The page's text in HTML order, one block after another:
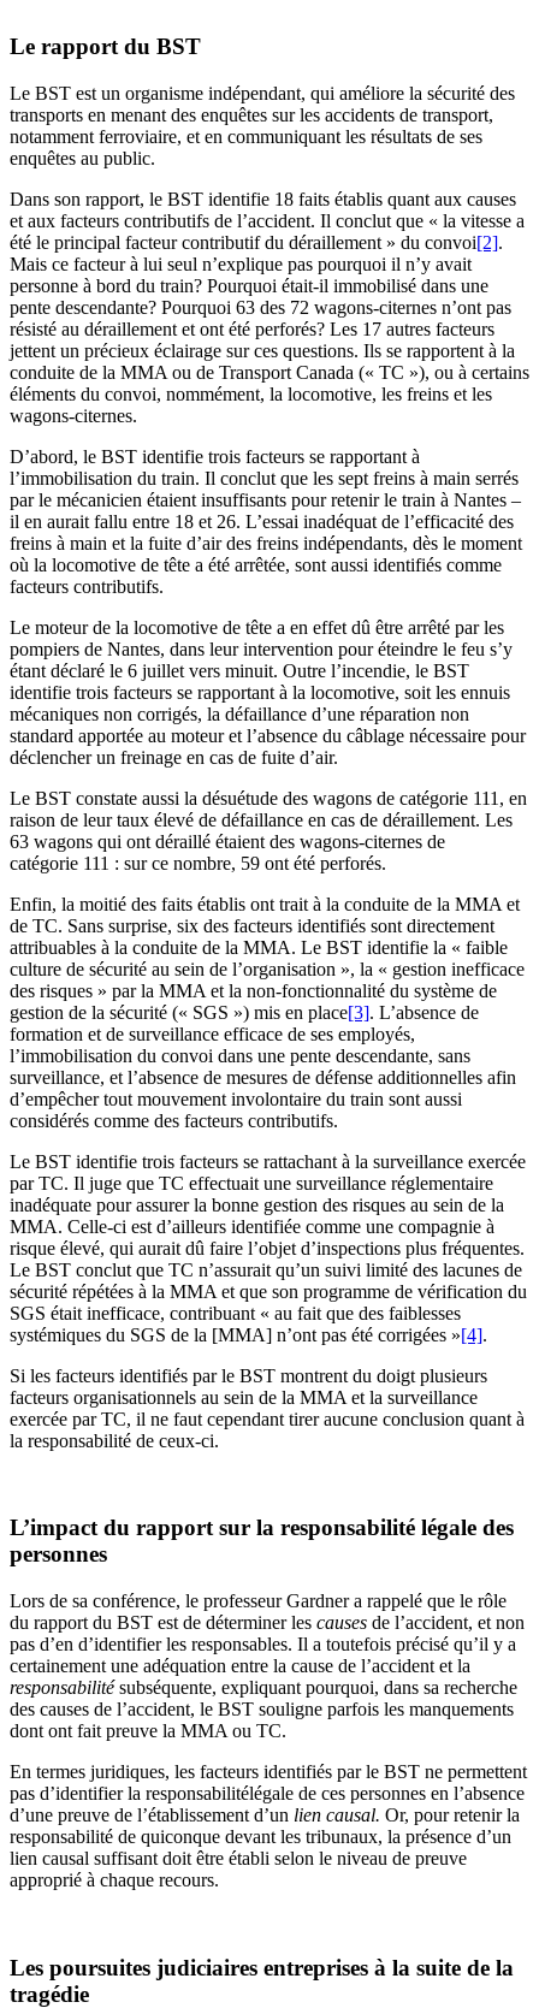
Le rapport du BST
Le BST est un organisme indépendant, qui améliore la sécurité des
transports en menant des enquêtes sur les accidents de transport,
notamment ferroviaire, et en communiquant les résultats de ses
enquêtes au public.
Dans son rapport, le BST identifie 18 faits établis quant aux causes
et aux facteurs contributifs de l’accident. Il conclut que « la vitesse a
été le principal facteur contributif du déraillement » du convoi[2].
Mais ce facteur à lui seul n’explique pas pourquoi il n’y avait
personne à bord du train? Pourquoi était-il immobilisé dans une
pente descendante? Pourquoi 63 des 72 wagons-citernes n’ont pas
résisté au déraillement et ont été perforés? Les 17 autres facteurs
jettent un précieux éclairage sur ces questions. Ils se rapportent à la
conduite de la MMA ou de Transport Canada (« TC »), ou à certains
éléments du convoi, nommément, la locomotive, les freins et les
wagons-citernes.
D’abord, le BST identifie trois facteurs se rapportant à
l’immobilisation du train. Il conclut que les sept freins à main serrés
par le mécanicien étaient insuffisants pour retenir le train à Nantes –
il en aurait fallu entre 18 et 26. L’essai inadéquat de l’efficacité des
freins à main et la fuite d’air des freins indépendants, dès le moment
où la locomotive de tête a été arrêtée, sont aussi identifiés comme
facteurs contributifs.
Le moteur de la locomotive de tête a en effet dû être arrêté par les
pompiers de Nantes, dans leur intervention pour éteindre le feu s’y
étant déclaré le 6 juillet vers minuit. Outre l’incendie, le BST
identifie trois facteurs se rapportant à la locomotive, soit les ennuis
mécaniques non corrigés, la défaillance d’une réparation non
standard apportée au moteur et l’absence du câblage nécessaire pour
déclencher un freinage en cas de fuite d’air.
Le BST constate aussi la désuétude des wagons de catégorie 111, en
raison de leur taux élevé de défaillance en cas de déraillement. Les
63 wagons qui ont déraillé étaient des wagons-citernes de
catégorie 111 : sur ce nombre, 59 ont été perforés.
Enfin, la moitié des faits établis ont trait à la conduite de la MMA et
de TC. Sans surprise, six des facteurs identifiés sont directement
attribuables à la conduite de la MMA. Le BST identifie la « faible
culture de sécurité au sein de l’organisation », la « gestion inefficace
des risques » par la MMA et la non-fonctionnalité du système de
gestion de la sécurité (« SGS ») mis en place[3]. L’absence de
formation et de surveillance efficace de ses employés,
l’immobilisation du convoi dans une pente descendante, sans
surveillance, et l’absence de mesures de défense additionnelles afin
d’empêcher tout mouvement involontaire du train sont aussi
considérés comme des facteurs contributifs.
Le BST identifie trois facteurs se rattachant à la surveillance exercée
par TC. Il juge que TC effectuait une surveillance réglementaire
inadéquate pour assurer la bonne gestion des risques au sein de la
MMA. Celle-ci est d’ailleurs identifiée comme une compagnie à
risque élevé, qui aurait dû faire l’objet d’inspections plus fréquentes.
Le BST conclut que TC n’assurait qu’un suivi limité des lacunes de
sécurité répétées à la MMA et que son programme de vérification du
SGS était inefficace, contribuant « au fait que des faiblesses
systémiques du SGS de la [MMA] n’ont pas été corrigées »[4].
Si les facteurs identifiés par le BST montrent du doigt plusieurs
facteurs organisationnels au sein de la MMA et la surveillance
exercée par TC, il ne faut cependant tirer aucune conclusion quant à
la responsabilité de ceux-ci.
L’impact du rapport sur la responsabilité légale des
personnes
Lors de sa conférence, le professeur Gardner a rappelé que le rôle
du rapport du BST est de déterminer les causes de l’accident, et non
pas d’en d’identifier les responsables. Il a toutefois précisé qu’il y a
certainement une adéquation entre la cause de l’accident et la
responsabilitésubséquente, expliquant pourquoi, dans sa recherche
des causes de l’accident, le BST souligne parfois les manquements
dont ont fait preuve la MMA ou TC.
En termes juridiques, les facteurs identifiés par le BST ne permettent
pas d’identifier la responsabilitélégale de ces personnes en l’absence
d’une preuve de l’établissement d’un lien causal. Or, pour retenir la
responsabilité de quiconque devant les tribunaux, la présence d’un
lien causal suffisant doit être établi selon le niveau de preuve
approprié à chaque recours.
Les poursuites judiciaires entreprises à la suite de la
tragédie